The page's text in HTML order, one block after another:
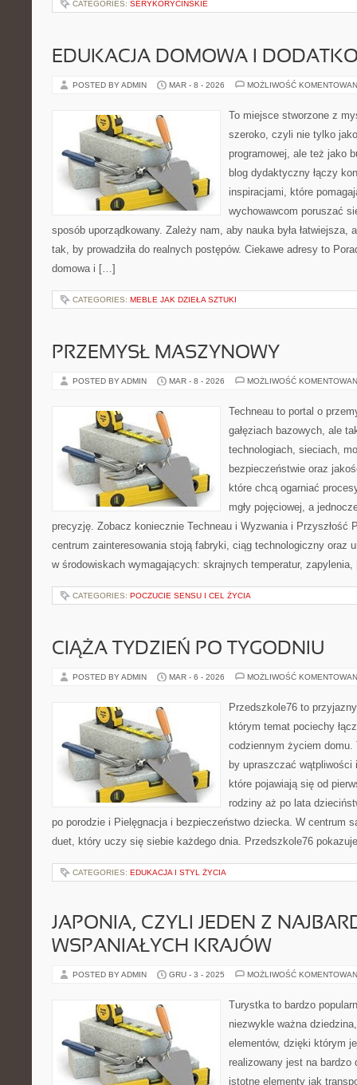
CATEGORIES: SERYKORYCINSKIE
EDUKACJA DOMOWA I
POSTED BY ADMIN MAR - 8 - 2026 MOŻLIWOŚĆ
To miejsce stworzone z
szeroko, czyli nie tylko
programowej, ale też jako
blog dydaktyczny łączy
inspiracjami, które
wychowawcom poruszać
sposób uporządkowany. Zależy nam, aby nauka była łatwiejsza,
tak, by prowadziła do realnych postępów. Ciekawe adresy to
domowa i […]
CATEGORIES: MEBLE JAK DZIEŁA SZTUKI
PRZEMYSŁ MASZYNOWY
POSTED BY ADMIN MAR - 8 - 2026 MOŻLIWOŚĆ
Techneau to portal o
gałęziach bazowych, ale
technologiach, sieciach,
bezpieczeństwie oraz
które chcą ogarniać
mgły pojęciowej, a
precyzję. Zobacz koniecznie Techneau i Wyzwania i Przyszłość
centrum zainteresowania stoją fabryki, ciąg technologiczny oraz
w środowiskach wymagających: skrajnych temperatur,
CATEGORIES: POCZUCIE SENSU I CEL ŻYCIA
CIĄŻA TYDZIEŃ PO TYGODNIU
POSTED BY ADMIN MAR - 6 - 2026 MOŻLIWOŚĆ
Przedszkole76 to
którym temat pociechy
codziennym życiem
by upraszczać wątpliwości
które pojawiają się od
rodziny aż po lata
po porodzie i Pielęgnacja i bezpieczeństwo dziecka. W centrum
duet, który uczy się siebie każdego dnia. Przedszkole76
CATEGORIES: EDUKACJA I STYL ŻYCIA
JAPONIA, CZYLI JEDEN Z
WSPANIAŁYCH KRAJÓW
POSTED BY ADMIN GRU - 3 - 2025 MOŻLIWOŚĆ
Turystka to bardzo
niezwykle ważna
elementów, dzięki którym
realizowany jest na bardzo
istotne elementy jak